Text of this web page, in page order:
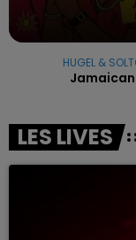
HUGEL &
Jamaican
LES LIVES